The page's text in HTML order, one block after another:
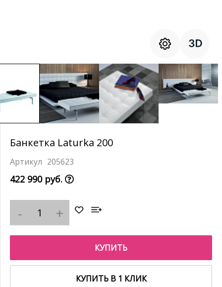
Банкетка Laturka 200
205623
422 990 руб.
КУПИТЬ
КУПИТЬ В 1 КЛИК